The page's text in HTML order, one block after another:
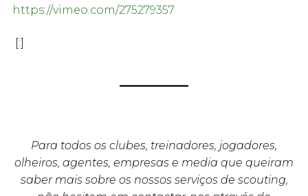
https://vimeo.com/275279357
[:]
Para todos os clubes, treinadores, jogadores,
olheiros, agentes, empresas e media que queiram
saber mais sobre os nossos serviços de scouting,